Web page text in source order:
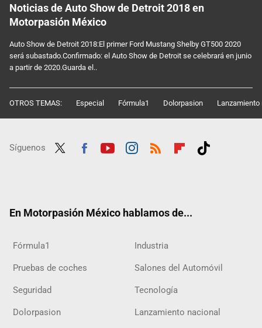
Noticias de Auto Show de Detroit 2018 en
Motorpasión México
Auto Show de Detroit 2018:El primer Ford Mustang Shelby GT500 2020
será subastado.Confirmado: el Auto Show de Detroit se celebrará en junio
a partir de 2020.Guarda el..
OTROS TEMAS: Especial Fórmula1 Dolorpasion Lanzamiento
Síguenos
En Motorpasión México hablamos de...
Fórmula1 Industria
Pruebas de coches Salones del Automóvil
Seguridad Tecnología
Dolorpasion Lanzamiento nacional